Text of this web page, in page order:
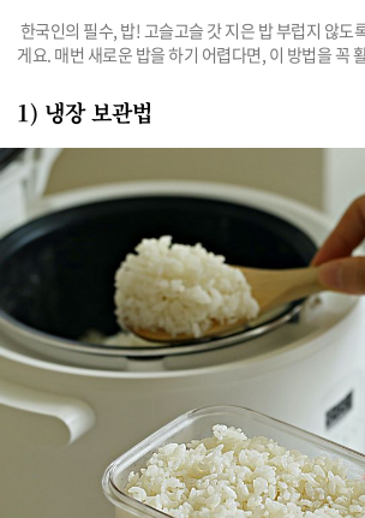
게요. 매번 새로운 밥을 하기 어렵다면, 이 방법을 꼭
1) 냉장 보관법